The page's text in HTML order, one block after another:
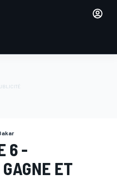
6 -
ET